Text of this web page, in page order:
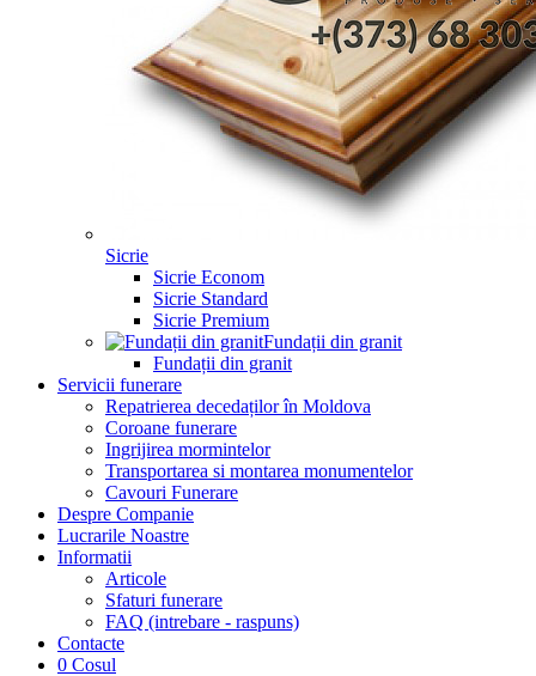
Sicrie
Sicrie Econom
Sicrie Standard
Sicrie Premium
Fundații din granit
Fundații din granit
Servicii funerare
Repatrierea decedaților în Moldova
Coroane funerare
Ingrijirea mormintelor
Transportarea si montarea monumentelor
Cavouri Funerare
Despre Companie
Lucrarile Noastre
Informatii
Articole
Sfaturi funerare
FAQ (intrebare - raspuns)
Contacte
0 Cosul